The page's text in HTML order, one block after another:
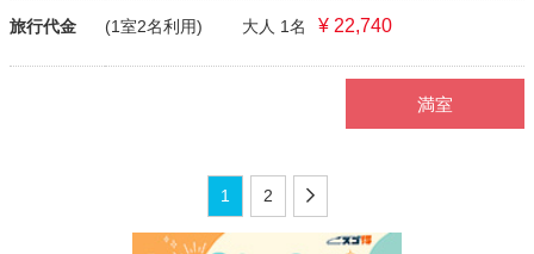
旅行代金 (1室2名利用) 大人 1名 ¥ 22,740
満室
1 2